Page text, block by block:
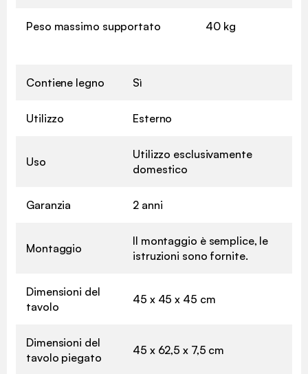
Peso massimo supportato 40 kg
Contiene legno Sì
Utilizzo Esterno
Uso
Utilizzo esclusivamente
domestico
Garanzia 2 anni
Montaggio
Il montaggio è semplice, le
istruzioni sono fornite.
Dimensioni del
tavolo
45 x 45 x 45 cm
Dimensioni del
tavolo piegato
45 x 62,5 x 7,5 cm